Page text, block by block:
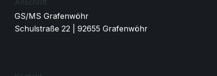
GS/MS Grafenwöhr
Schulstraße 22 | 92655 Grafenwöhr